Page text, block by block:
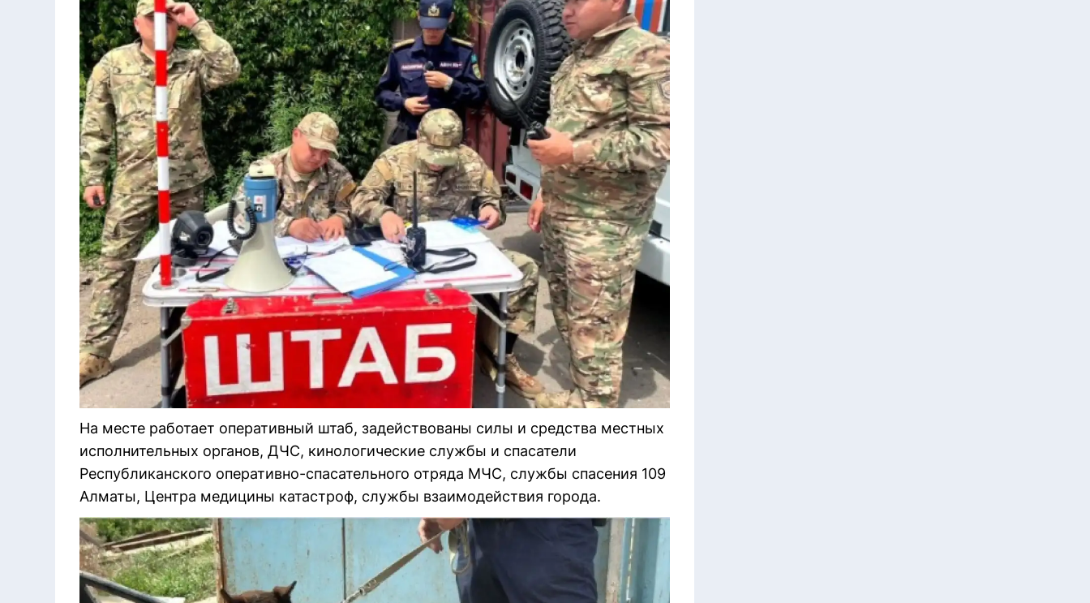
На месте работает оперативный штаб, задействованы силы и средства местных
исполнительных органов, ДЧС, кинологические службы и спасатели
Республиканского оперативно-спасательного отряда МЧС, службы спасения 109
Алматы, Центра медицины катастроф, службы взаимодействия города.